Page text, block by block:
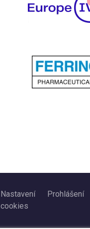
Nastavení
cookies
Prohlášení